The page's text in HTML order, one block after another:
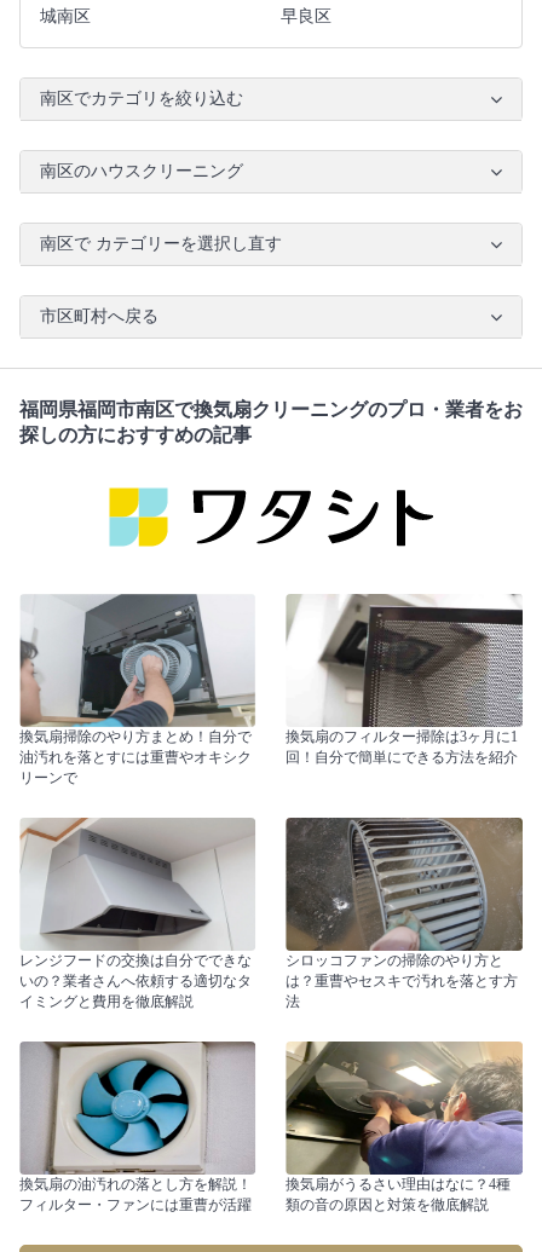
城南区
早良区
南区でカテゴリを絞り込む
南区のハウスクリーニング
南区で カテゴリーを選択し直す
市区町村へ戻る
福岡県福岡市南区で換気扇クリーニングのプロ・業者をお
探しの方におすすめの記事
換気扇掃除のやり方まとめ！自分で
油汚れを落とすには重曹やオキシク
リーンで
換気扇のフィルター掃除は3ヶ月に1
回！自分で簡単にできる方法を紹介
レンジフードの交換は自分でできな
いの？業者さんへ依頼する適切なタ
イミングと費用を徹底解説
シロッコファンの掃除のやり方と
は？重曹やセスキで汚れを落とす方
法
換気扇の油汚れの落とし方を解説！
フィルター・ファンには重曹が活躍
換気扇がうるさい理由はなに？4種
類の音の原因と対策を徹底解説